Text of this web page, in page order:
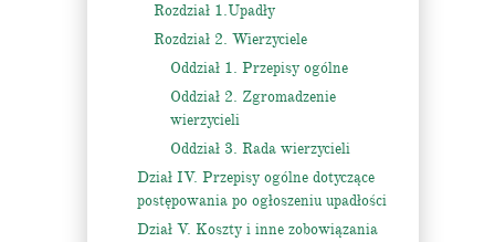
Rozdział 1.Upadły
Rozdział 2. Wierzyciele
Oddział 1. Przepisy ogólne
Oddział 2. Zgromadzenie
wierzycieli
Oddział 3. Rada wierzycieli
Dział IV. Przepisy ogólne dotyczące
postępowania po ogłoszeniu upadłości
Dział V. Koszty i inne zobowiązania